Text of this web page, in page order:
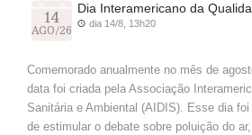
14
AGO/26
Dia Interamericano da
dia 14/8, 13h20
Comemorado anualmente no mês de
data foi criada pela Associação
Sanitária e Ambiental (AIDIS). Esse dia
de estimular o debate sobre poluição do